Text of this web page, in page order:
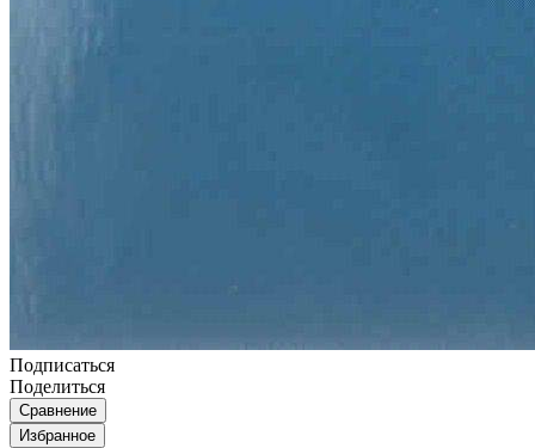
Подписаться
Поделиться
Сравнение
Избранное